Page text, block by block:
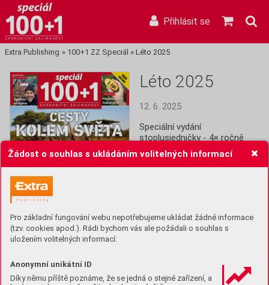
Žádost o souhlas s ukládáním volitelných informací
Pro základní fungování webu nepotřebujeme ukládat žádné informace
(tzv. cookies apod.). Rádi bychom vás ale požádali o souhlas s
uložením volitelných informací:
Anonymní unikátní ID
Díky němu příště poznáme, že se jedná o stejné zařízení, a
Přihlásit se
Extra Publishing » 100+1 ZZ Speciál » Léto 2025
Léto 2025
12. 6. 2025
Speciální vydání
stoplusjedničky - 4× ročně
výběr toho nejlepšího plus
Retro vydání a Ročenka.
Předplatit
Obsah